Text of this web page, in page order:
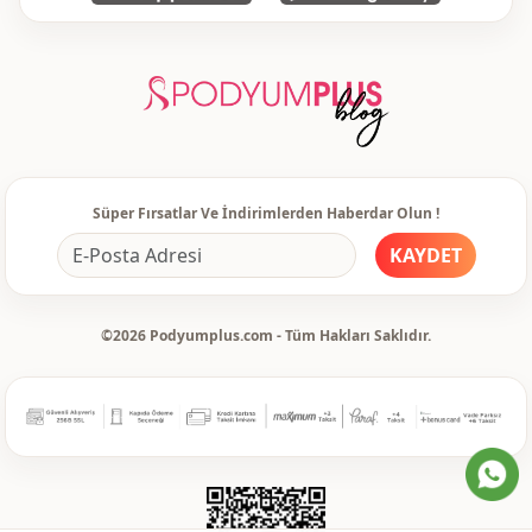
Süper Fırsatlar Ve İndirimlerden Haberdar Olun !
KAYDET
©2026 Podyumplus.com - Tüm Hakları Saklıdır.